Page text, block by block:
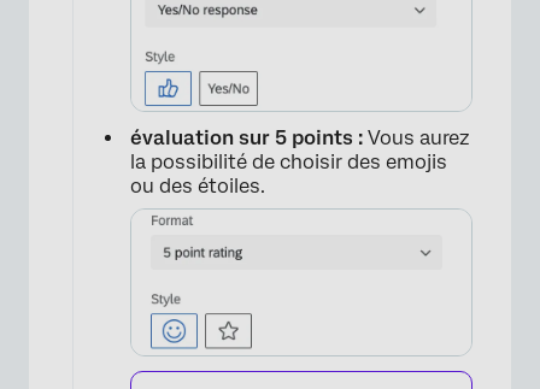
évaluation sur 5 points : Vous aurez
la possibilité de choisir des emojis
ou des étoiles.